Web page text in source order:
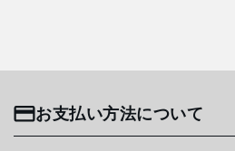
お支払い方法について